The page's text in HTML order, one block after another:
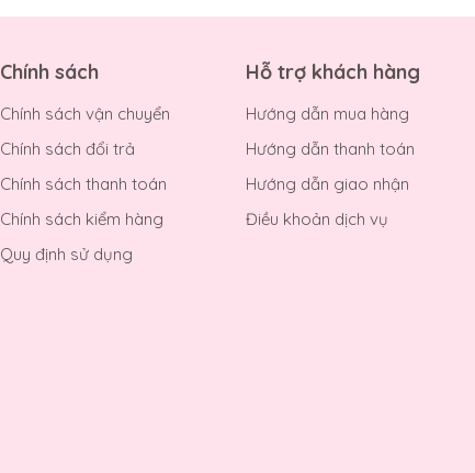
Chính sách
Chính sách vận chuyển
Chính sách đổi trả
Chính sách thanh toán
Chính sách kiểm hàng
Quy định sử dụng
Hỗ trợ khách hàng
Hướng dẫn mua hàng
Hướng dẫn thanh toán
Hướng dẫn giao nhận
Điều khoản dịch vụ